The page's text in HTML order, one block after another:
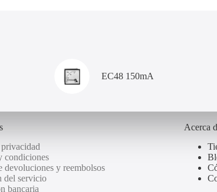
EC48 150mA
condiciones
devoluciones y reembolsos
del servicio
bancaria
Acerca